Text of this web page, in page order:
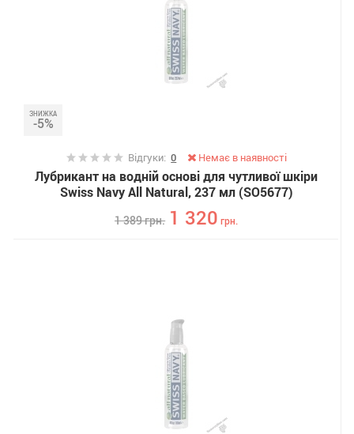
ЗНИЖКА
-5%
Відгуки:0 Немає в наявності
Лубрикант на водній основі для чутливої ​​шкіри
Swiss Navy All Natural, 237 мл (SO5677)
1 389грн. 1 320 грн.